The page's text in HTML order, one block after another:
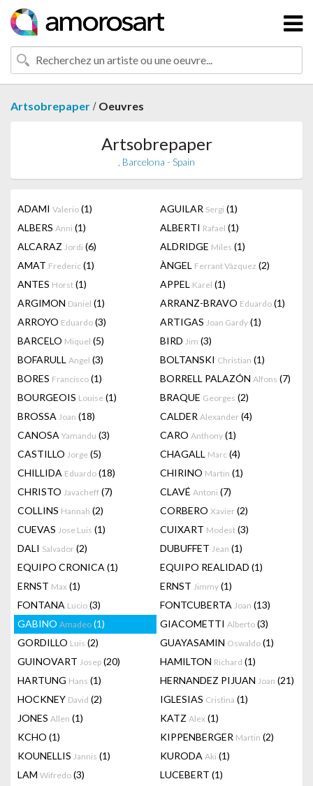
Artsobrepaper / Oeuvres
Artsobrepaper
, Barcelona - Spain
ADAMI Valerio (1) AGUILAR Sergi (1)
ALBERS Anni (1) ALBERTI Rafael (1)
ALCARAZ Jordi (6) ALDRIDGE Miles (1)
AMAT Frederic (1) ÀNGEL Ferrant Vázquez (2)
ANTES Horst (1) APPEL Karel (1)
ARGIMON Daniel (1) ARRANZ-BRAVO Eduardo (1)
ARROYO Eduardo (3) ARTIGAS Joan Gardy (1)
BARCELO Miquel (5) BIRD Jim (3)
BOFARULL Angel (3) BOLTANSKI Christian (1)
BORES Francisco (1) BORRELL PALAZÓN Alfons (7)
BOURGEOIS Louise (1) BRAQUE Georges (2)
BROSSA Joan (18) CALDER Alexander (4)
CANOSA Yamandu (3) CARO Anthony (1)
CASTILLO Jorge (5) CHAGALL Marc (4)
CHILLIDA Eduardo (18) CHIRINO Martin (1)
CHRISTO Javacheff (7) CLAVÉ Antoni (7)
COLLINS Hannah (2) CORBERO Xavier (2)
CUEVAS Jose Luis (1) CUIXART Modest (3)
DALI Salvador (2) DUBUFFET Jean (1)
EQUIPO CRONICA (1) EQUIPO REALIDAD (1)
ERNST Max (1) ERNST Jimmy (1)
FONTANA Lucio (3) FONTCUBERTA Joan (13)
GABINO Amadeo (1) GIACOMETTI Alberto (3)
GORDILLO Luis (2) GUAYASAMIN Oswaldo (1)
GUINOVART Josep (20) HAMILTON Richard (1)
HARTUNG Hans (1) HERNANDEZ PIJUAN Joan (21)
HOCKNEY David (2) IGLESIAS Cristina (1)
JONES Allen (1) KATZ Alex (1)
KCHO (1) KIPPENBERGER Martin (2)
KOUNELLIS Jannis (1) KURODA Aki (1)
LAM Wifredo (3) LUCEBERT (1)